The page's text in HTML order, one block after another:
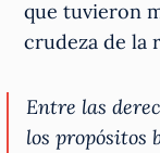
que tuvieron
crudeza de la
Entre las
los propósitos